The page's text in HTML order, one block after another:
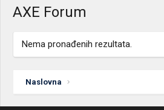
AXE Forum
Nema pronađenih rezultata.
Naslovna